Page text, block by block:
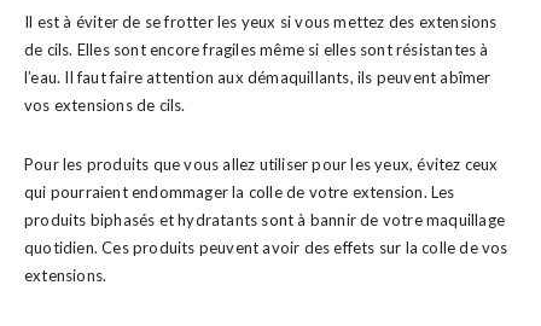
Il est à éviter de se frotter les yeux si vous mettez des extensions
de cils. Elles sont encore fragiles même si elles sont résistantes à
l’eau. Il faut faire attention aux démaquillants, ils peuvent abîmer
vos extensions de cils.
Pour les produits que vous allez utiliser pour les yeux, évitez ceux
qui pourraient endommager la colle de votre extension. Les
produits biphasés et hydratants sont à bannir de votre maquillage
quotidien. Ces produits peuvent avoir des effets sur la colle de vos
extensions.